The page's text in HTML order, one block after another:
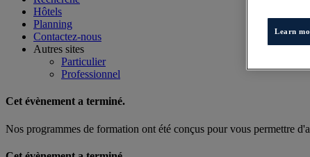
Hôtels
Planning
Contactez-nous
Autres sites
Particulier
Professionnel
Cet évènement a terminé.
Nos programmes de formation ont été conçus pour vous permettre
Learn